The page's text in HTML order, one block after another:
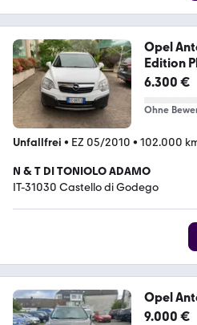
Opel
Edition
6.300 €
Ohne
Unfallfrei • EZ 05/2010 • 102.000
N & T DI TONIOLO ADAMO
IT-31030 Castello di Godego
9.000 €